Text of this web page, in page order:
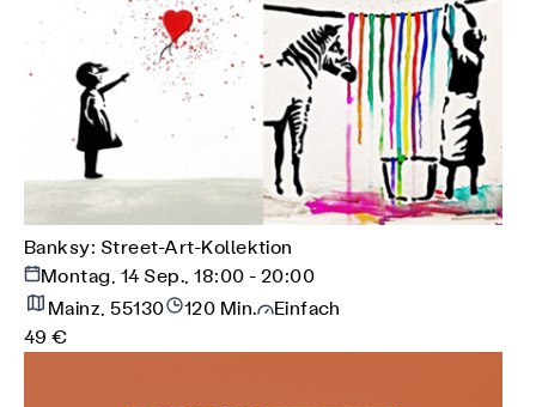
Banksy: Street-Art-Kollektion
Montag, 14 Sep., 18:00 - 20:00
Mainz, 55130
120 Min.
Einfach
49 €